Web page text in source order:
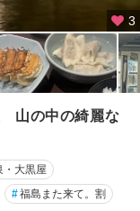
3
山の中の綺麗な
・大黒屋
#福島また来て。割